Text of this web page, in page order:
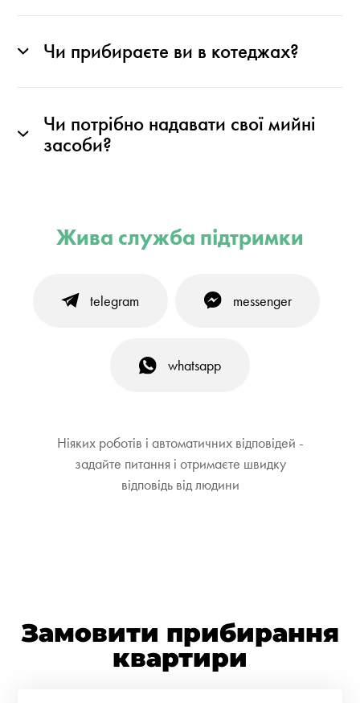
Чи прибираєте ви в котеджах?
Чи потрібно надавати свої мийні
засоби?
Жива служба підтримки
telegram messenger
whatsapp
Ніяких роботів і автоматичних відповідей -
задайте питання і отримаєте швидку
відповідь від людини
Замовити прибирання
квартири